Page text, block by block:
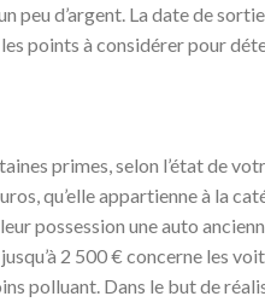
peu d’argent. La date de
points à considérer pour
primes, selon l’état de
qu’elle appartienne à la
possession une auto
2 500 € concerne les
polluant. Dans le but de